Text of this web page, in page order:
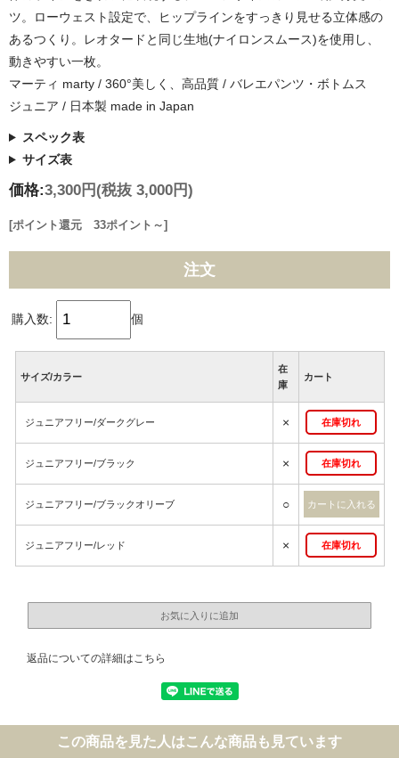
ツ。ローウェスト設定で、ヒップラインをすっきり見せる立体感の
あるつくり。レオタードと同じ生地(ナイロンスムース)を使用し、
動きやすい一枚。
マーティ marty / 360°美しく、高品質 / バレエパンツ・ボトムス
ジュニア / 日本製 made in Japan
スペック表
サイズ表
価格:3,300円 (税抜 3,000円)
[ポイント還元 33ポイント～]
注文
購入数: 個
サイズ/カラー
在
庫
カート
ジュニアフリー/ダークグレー × 在庫切れ
ジュニアフリー/ブラック × 在庫切れ
ジュニアフリー/ブラックオリーブ ○
ジュニアフリー/レッド × 在庫切れ
返品についての詳細はこちら
この商品を見た人はこんな商品も見ています